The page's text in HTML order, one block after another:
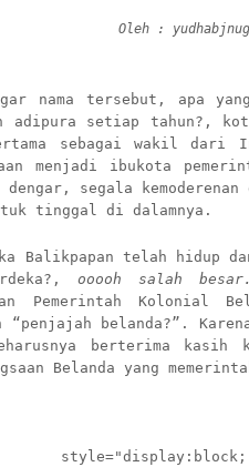
Oleh :
nama tersebut, apa
adipura setiap tahun?,
sebagai wakil dari
menjadi ibukota
segala kemoderenan
tinggal di dalamnya.
Balikpapan telah hidup
ooooh salah besar.
Pemerintah Kolonial
“penjajah belanda?”.
berterima kasih
Belanda yang
style="display:block;